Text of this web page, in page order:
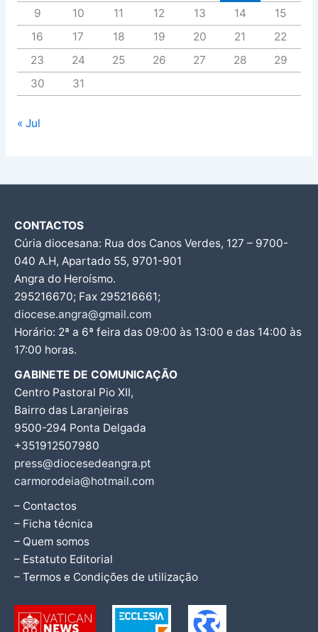
9
10 11 12 13 14
15
16
17 18 19 20 21
22
23
24 25 26 27 28
29
30
31
« Jul
CONTACTOS
Cúria diocesana: Rua dos Canos Verdes, 127 – 9700-
040 A.H, Apartado 55, 9701-901
Angra do Heroísmo.
295216670; Fax 295216661;
diocese.angra@gmail.com
Horário: 2ª a 6ª feira das 09:00 às 13:00 e das 14:00 às
17:00 horas.
GABINETE DE COMUNICAÇÃO
Centro Pastoral Pio XII,
Bairro das Laranjeiras
9500-294 Ponta Delgada
+351912507980
press@diocesedeangra.pt
carmorodeia@hotmail.com
– Contactos
– Ficha técnica
– Quem somos
– Estatuto Editorial
– Termos e Condições de utilização